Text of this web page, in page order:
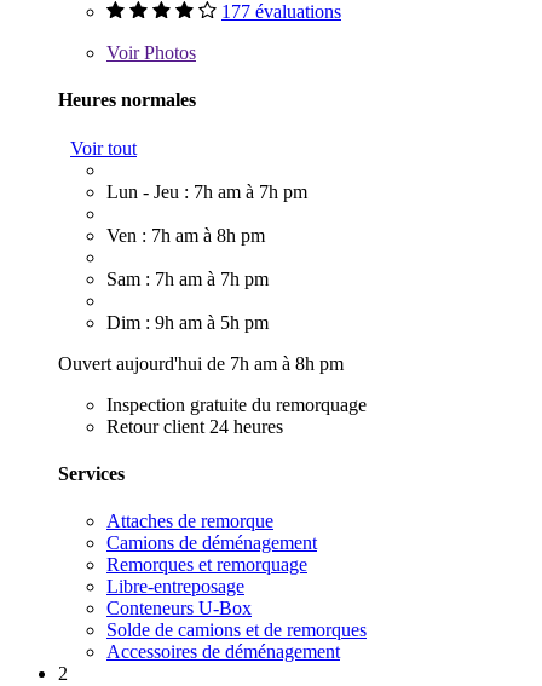
177 évaluations
VoirPhotos
Heures normales
Voir tout
Lun - Jeu : 7h am à 7h pm
Ven : 7h am à 8h pm
Sam : 7h am à 7h pm
Dim : 9h am à 5h pm
Ouvert aujourd'hui de 7h am à 8h pm
Inspection gratuite du remorquage
Retour client 24 heures
Services
Attaches de remorque
Camions de déménagement
Remorques et remorquage
Libre-entreposage
Conteneurs U-Box
Solde de camions et de remorques
Accessoires de déménagement
2